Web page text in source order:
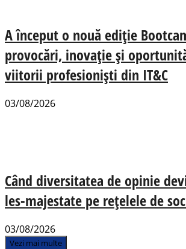
A început o nouă ediție
provocări, inovație și
viitorii profesioniști din IT&C
03/08/2026
Când diversitatea de opinie
les-majestate pe rețelele de
03/08/2026
Vezi mai multe